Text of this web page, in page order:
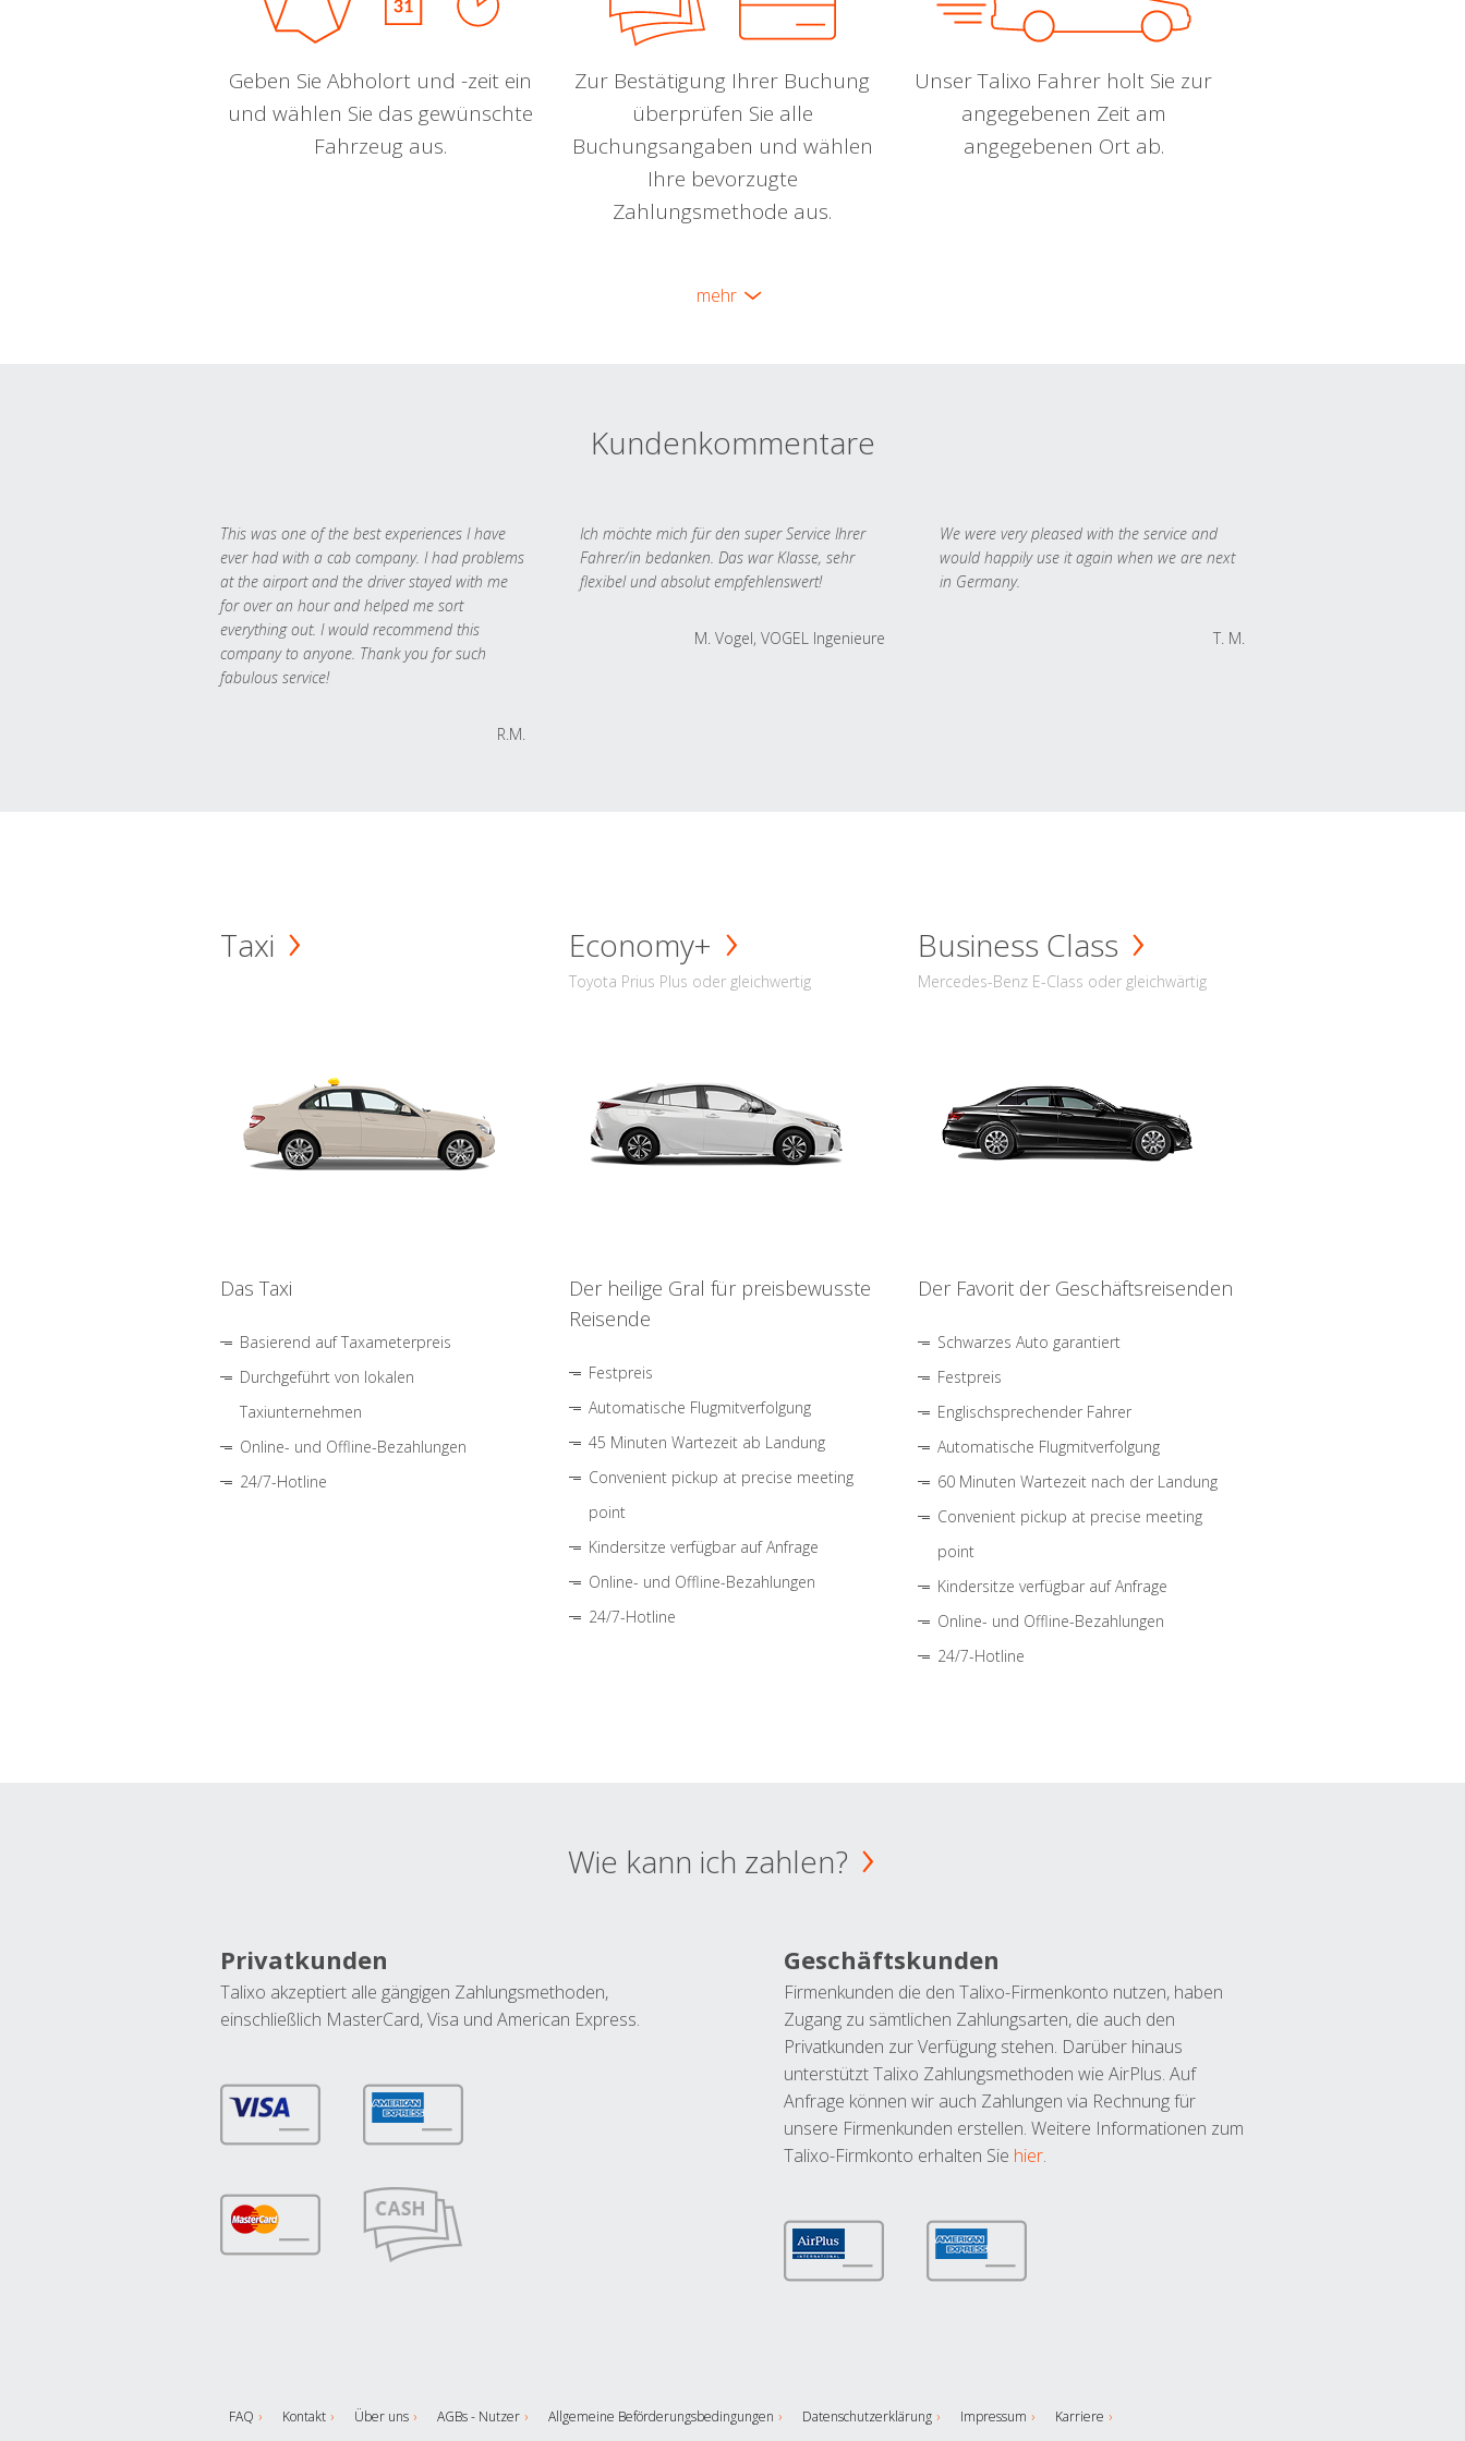
Geben Sie Abholort und -zeit ein
und wählen Sie das gewünschte
Fahrzeug aus.
Zur Bestätigung Ihrer Buchung
überprüfen Sie alle
Buchungsangaben und wählen
Ihre bevorzugte
Zahlungsmethode aus.
Unser Talixo Fahrer holt Sie zur
angegebenen Zeit am
angegebenen Ort ab.
mehr
Kundenkommentare
This was one of the best experiences I have
ever had with a cab company. I had problems
at the airport and the driver stayed with me
for over an hour and helped me sort
everything out. I would recommend this
company to anyone. Thank you for such
fabulous service!
R.M.
Ich möchte mich für den super Service Ihrer
Fahrer/in bedanken. Das war Klasse, sehr
flexibel und absolut empfehlenswert!
M. Vogel, VOGEL Ingenieure
We were very pleased with the service and
would happily use it again when we are next
in Germany.
T. M.
Taxi
Das Taxi
Basierend auf Taxameterpreis
Durchgeführt von lokalen
Taxiunternehmen
Online- und Offline-Bezahlungen
24/7-Hotline
Economy+
Toyota Prius Plus oder gleichwertig
Der heilige Gral für preisbewusste
Reisende
Festpreis
Automatische Flugmitverfolgung
45 Minuten Wartezeit ab Landung
Convenient pickup at precise meeting
point
Kindersitze verfügbar auf Anfrage
Online- und Offline-Bezahlungen
24/7-Hotline
Business Class
Mercedes-Benz E-Class oder gleichwärtig
Der Favorit der Geschäftsreisenden
Schwarzes Auto garantiert
Festpreis
Englischsprechender Fahrer
Automatische Flugmitverfolgung
60 Minuten Wartezeit nach der Landung
Convenient pickup at precise meeting
point
Kindersitze verfügbar auf Anfrage
Online- und Offline-Bezahlungen
24/7-Hotline
Wie kann ich zahlen?
Privatkunden
Talixo akzeptiert alle gängigen Zahlungsmethoden,
einschließlich MasterCard, Visa und American Express.
Geschäftskunden
Firmenkunden die den Talixo-Firmenkonto nutzen, haben
Zugang zu sämtlichen Zahlungsarten, die auch den
Privatkunden zur Verfügung stehen. Darüber hinaus
unterstützt Talixo Zahlungsmethoden wie AirPlus. Auf
Anfrage können wir auch Zahlungen via Rechnung für
unsere Firmenkunden erstellen. Weitere Informationen zum
Talixo-Firmkonto erhalten Sie hier.
FAQ Kontakt Über uns AGBs - Nutzer Allgemeine Beförderungsbedingungen Datenschutzerklärung Impressum Karriere